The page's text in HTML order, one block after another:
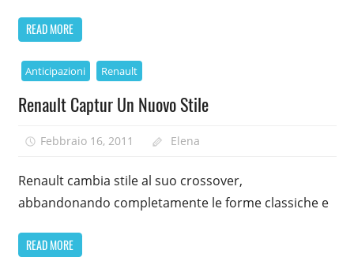
READ MORE
Anticipazioni Renault
Renault Captur Un Nuovo Stile
Febbraio 16, 2011 Elena
Renault cambia stile al suo crossover,
abbandonando completamente le forme classiche e
READ MORE